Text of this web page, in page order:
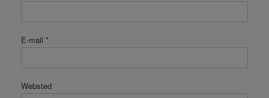
E-mail *
Websted